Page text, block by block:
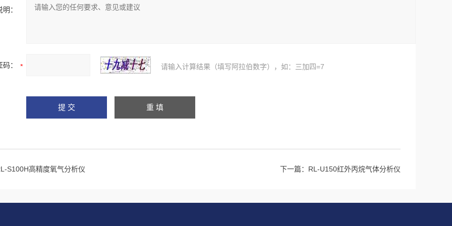
：
： 请输入计算结果（填写阿拉伯数字），如：三加四=7
S100H高精度氧气分析仪 下一篇： RL-U150红外丙烷气体分析仪